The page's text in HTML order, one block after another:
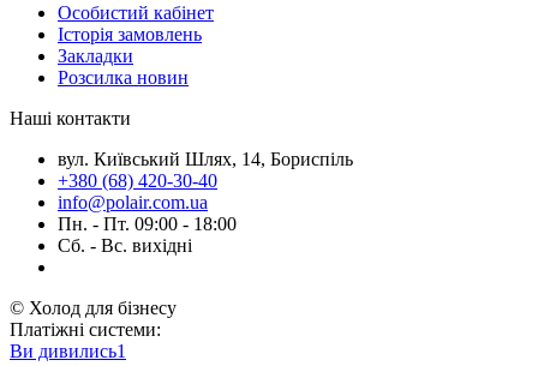
Особистий кабінет
Історія замовлень
Закладки
Розсилка новин
Наші контакти
вул. Київський Шлях, 14, Бориспіль
+380 (68) 420-30-40
info@polair.com.ua
Пн. - Пт. 09:00 - 18:00
Сб. - Вс. вихідні
© Холод для бізнесу
Платіжні системи:
Ви дивились1